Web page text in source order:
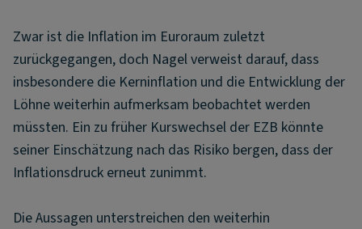
Zwar ist die Inflation im Euroraum zuletzt
zurückgegangen, doch Nagel verweist darauf, dass
insbesondere die Kerninflation und die Entwicklung der
Löhne weiterhin aufmerksam beobachtet werden
müssten. Ein zu früher Kurswechsel der EZB könnte
seiner Einschätzung nach das Risiko bergen, dass der
Inflationsdruck erneut zunimmt.
Die Aussagen unterstreichen den weiterhin